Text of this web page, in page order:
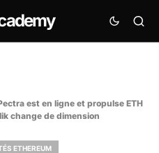
est en ligne et propulse ETH
change de dimension
ETHEREUM